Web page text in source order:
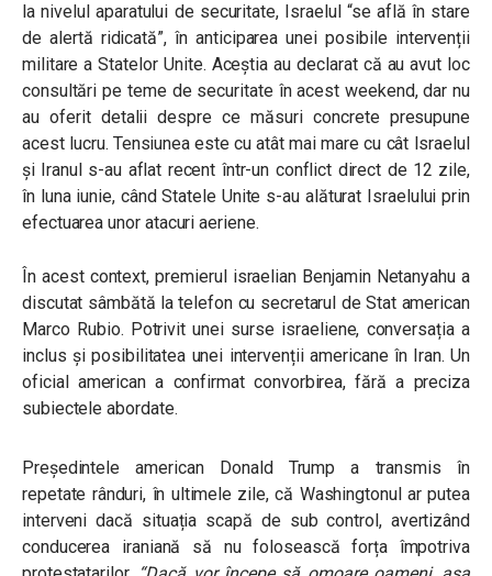
la nivelul aparatului de securitate, Israelul “se află în stare
de alertă ridicată”, în anticiparea unei posibile intervenții
militare a Statelor Unite. Aceștia au declarat că au avut loc
consultări pe teme de securitate în acest weekend, dar nu
au oferit detalii despre ce măsuri concrete presupune
acest lucru. Tensiunea este cu atât mai mare cu cât Israelul
și Iranul s-au aflat recent într-un conflict direct de 12 zile,
în luna iunie, când Statele Unite s-au alăturat Israelului prin
efectuarea unor atacuri aeriene.
În acest context, premierul israelian Benjamin Netanyahu a
discutat sâmbătă la telefon cu secretarul de Stat american
Marco Rubio. Potrivit unei surse israeliene, conversația a
inclus și posibilitatea unei intervenții americane în Iran. Un
oficial american a confirmat convorbirea, fără a preciza
subiectele abordate.
Președintele american Donald Trump a transmis în
repetate rânduri, în ultimele zile, că Washingtonul ar putea
interveni dacă situația scapă de sub control, avertizând
conducerea iraniană să nu folosească forța împotriva